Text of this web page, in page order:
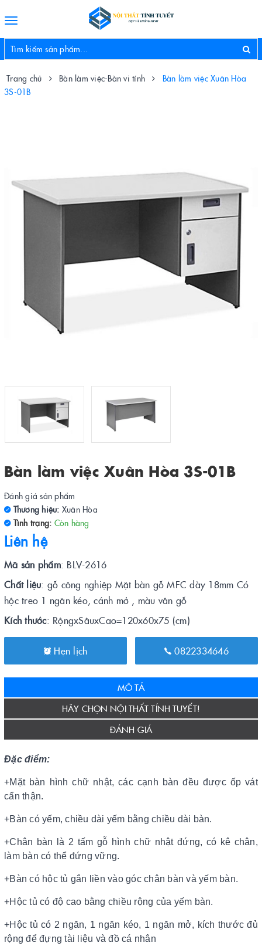
Toggle
Trang chủ Bàn làm việc-Bàn vi tính
Bàn làm việc Xuân Hòa
3S-01B
Bàn làm việc Xuân Hòa 3S-01B
Đánh giá sản phẩm
Thương hiệu: Xuân Hòa
Tình trạng: Còn hàng
Liên hệ
Mã sản phẩm: BLV-2616
Chất liệu: gỗ công nghiệp Mặt bàn gỗ MFC dày 18mm Có
hộc treo 1 ngăn kéo, cánh mở , màu vân gỗ
Kích thước: RộngxSâuxCao=120x60x75 (cm)
Hẹn lịch 0822334646
MÔ TẢ
HÃY CHỌN NỘI THẤT TÍNH TUYẾT!
ĐÁNH GIÁ
Đặc điểm:
+Mặt bàn hình chữ nhật, các cạnh bàn đều được ốp vát
cẩn thận.
+Bàn có yếm, chiều dài yếm bằng chiều dài bàn.
+Chân bàn là 2 tấm gỗ hình chữ nhật đứng, có kê chân,
làm bàn có thể đứng vững.
+Bàn có hộc tủ gắn liền vào góc chân bàn và yếm bàn.
+Hộc tủ có độ cao bằng chiều rộng của yếm bàn.
+Hộc tủ có 2 ngăn, 1 ngăn kéo, 1 ngăn mở, kích thước đủ
rộng để đựng tài liệu và đồ cá nhân